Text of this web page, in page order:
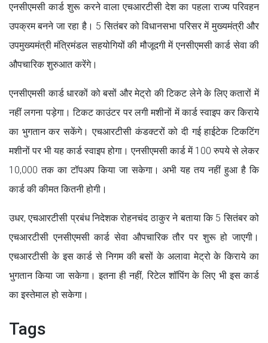
एनसीएमसी कार्ड शुरू करने वाला एचआरटीसी देश का पहला राज्य परिवहन
उपक्रम बनने जा रहा है। 5 सितंबर को विधानसभा परिसर में मुख्यमंत्री और
उपमुख्यमंत्री मंत्रिमंडल सहयोगियों की मौजूदगी में एनसीएमसी कार्ड सेवा की
औपचारिक शुरुआत करेंगे।
एनसीएमसी कार्ड धारकों को बसों और मेट्रो की टिकट लेने के लिए कतारों में
नहीं लगना पड़ेगा। टिकट काउंटर पर लगी मशीनों में कार्ड स्वाइप कर किराये
का भुगतान कर सकेंगे। एचआरटीसी कंडक्टरों को दी गई हाईटेक टिकटिंग
मशीनों पर भी यह कार्ड स्वाइप होगा। एनसीएमसी कार्ड में 100 रुपये से लेकर
10,000 तक का टॉपअप किया जा सकेगा। अभी यह तय नहीं हुआ है कि
कार्ड की कीमत कितनी होगी।
उधर, एचआरटीसी प्रबंध निदेशक रोहनचंद ठाकुर ने बताया कि 5 सितंबर को
एचआरटीसी एनसीएमसी कार्ड सेवा औपचारिक तौर पर शुरू हो जाएगी।
एचआरटीसी के इस कार्ड से निगम की बसों के अलावा मेट्रो के किराये का
भुगतान किया जा सकेगा। इतना ही नहीं, रिटेल शॉपिंग के लिए भी इस कार्ड
का इस्तेमाल हो सकेगा।
Tags